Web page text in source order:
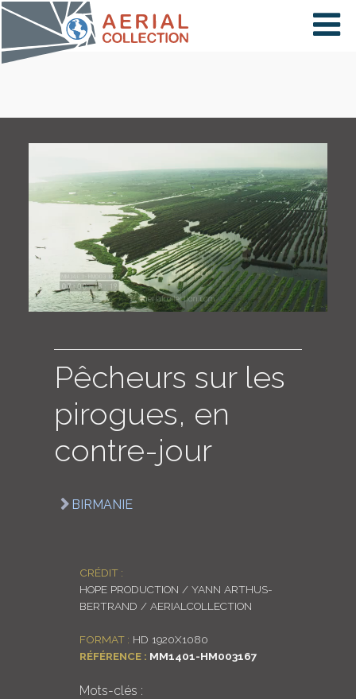
×
PAYS
CARTE
COLLECTIONS
LOGIN
Pêcheurs sur les
pirogues, en
contre-jour
BIRMANIE
CRÉDIT :
HOPE PRODUCTION / YANN ARTHUS-
BERTRAND / AERIALCOLLECTION
FORMAT : HD 1920X1080
RÉFÉRENCE : MM1401-HM003167
Mots-clés :